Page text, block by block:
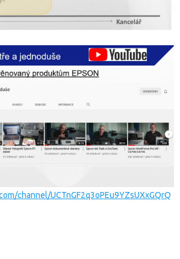
channel/UCTnGF2q3oPEu9YZsUXxGQrQ